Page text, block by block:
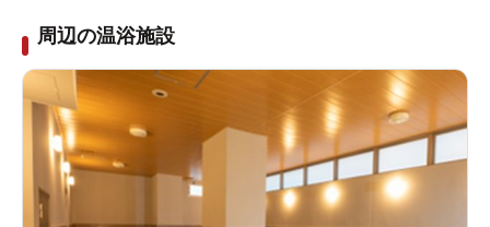
周辺の温浴施設